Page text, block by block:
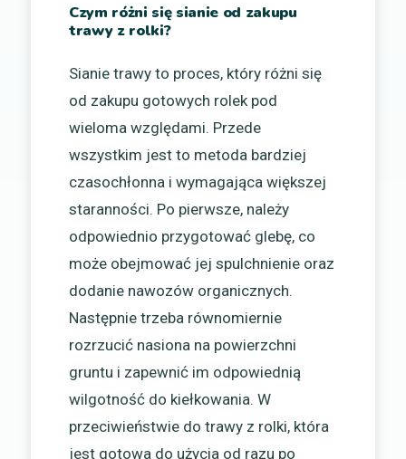
Czym różni się sianie od zakupu
trawy z rolki?
Sianie trawy to proces, który różni się
od zakupu gotowych rolek pod
wieloma względami. Przede
wszystkim jest to metoda bardziej
czasochłonna i wymagająca większej
staranności. Po pierwsze, należy
odpowiednio przygotować glebę, co
może obejmować jej spulchnienie oraz
dodanie nawozów organicznych.
Następnie trzeba równomiernie
rozrzucić nasiona na powierzchni
gruntu i zapewnić im odpowiednią
wilgotność do kiełkowania. W
przeciwieństwie do trawy z rolki, która
jest gotowa do użycia od razu po